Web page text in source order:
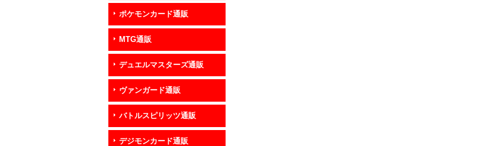
ポケモンカード通販
MTG通販
デュエルマスターズ通販
ヴァンガード通販
バトルスピリッツ通販
デジモンカード通販